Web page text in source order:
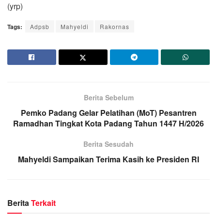
(yrp)
Tags: Adpsb Mahyeldi Rakornas
Berita Sebelum
Pemko Padang Gelar Pelatihan (MoT) Pesantren
Ramadhan Tingkat Kota Padang Tahun 1447 H/2026
Berita Sesudah
Mahyeldi Sampaikan Terima Kasih ke Presiden RI
BeritaTerkait